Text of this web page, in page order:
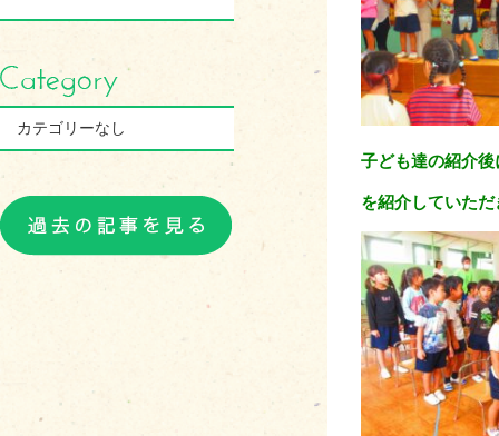
カテゴリーなし
子ども達の紹介
を紹介していた